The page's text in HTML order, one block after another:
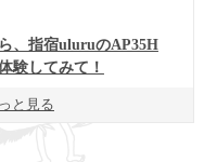
、指宿uluruのAP35H
験してみて！
と見る